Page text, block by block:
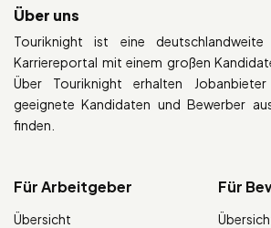
Über uns
Touriknight ist eine
Karriereportal mit einem großen
Über Touriknight erhalten
geeignete Kandidaten und Bewerber
finden.
Für Arbeitgeber
Übersicht
Für